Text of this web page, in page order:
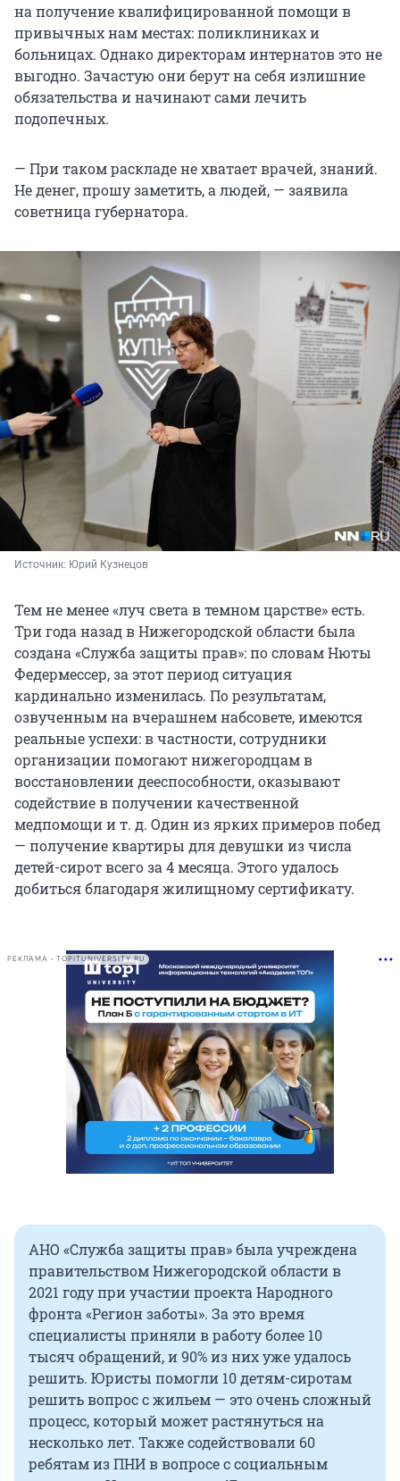
на получение квалифицированной помощи в
привычных нам местах: поликлиниках и
больницах. Однако директорам интернатов это не
выгодно. Зачастую они берут на себя излишние
обязательства и начинают сами лечить
подопечных.
— При таком раскладе не хватает врачей, знаний.
Не денег, прошу заметить, а людей, — заявила
советница губернатора.
Источник: Юрий Кузнецов
Тем не менее «луч света в темном царстве» есть.
Три года назад в Нижегородской области была
создана «Служба защиты прав»: по словам Нюты
Федермессер, за этот период ситуация
кардинально изменилась. По результатам,
озвученным на вчерашнем набсовете, имеются
реальные успехи: в частности, сотрудники
организации помогают нижегородцам в
восстановлении дееспособности, оказывают
содействие в получении качественной
медпомощи и т. д. Один из ярких примеров побед
— получение квартиры для девушки из числа
детей-сирот всего за 4 месяца. Этого удалось
добиться благодаря жилищному сертификату.
РЕКЛАМА • TOPITUNIVERSITY.RU
АНО «Служба защиты прав» была учреждена
правительством Нижегородской области в
2021 году при участии проекта Народного
фронта «Регион заботы». За это время
специалисты приняли в работу более 10
тысяч обращений, и 90% из них уже удалось
решить. Юристы помогли 10 детям-сиротам
решить вопрос с жильем — это очень сложный
процесс, который может растянуться на
несколько лет. Также содействовали 60
ребятам из ПНИ в вопросе с социальным